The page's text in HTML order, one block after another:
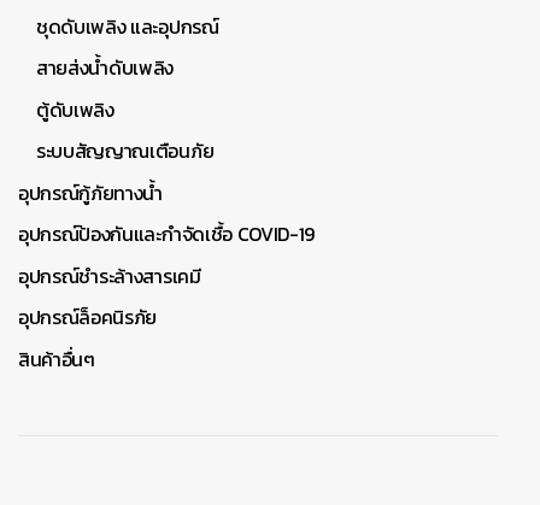
ชุดดับเพลิง และอุปกรณ์
สายส่งน้ำดับเพลิง
ตู้ดับเพลิง
ระบบสัญญาณเตือนภัย
อุปกรณ์กู้ภัยทางน้ำ
อุปกรณ์ป้องกันและกำจัดเชื้อ COVID-19
อุปกรณ์ชำระล้างสารเคมี
อุปกรณ์ล็อคนิรภัย
สินค้าอื่นๆ